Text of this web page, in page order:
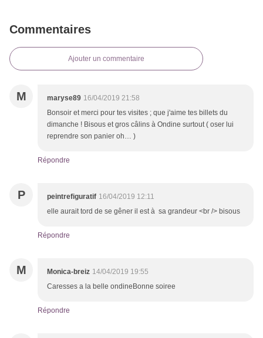
Commentaires
Ajouter un commentaire
M maryse89 16/04/2019 21:58
Bonsoir et merci pour tes visites ; que j'aime tes billets du
dimanche ! Bisous et gros câlins à Ondine surtout ( oser lui
reprendre son panier oh… )
Répondre
P peintrefiguratif 16/04/2019 12:11
elle aurait tord de se gêner il est à sa grandeur <br /> bisous
Répondre
M Monica-breiz 14/04/2019 19:55
Caresses a la belle ondineBonne soiree
Répondre